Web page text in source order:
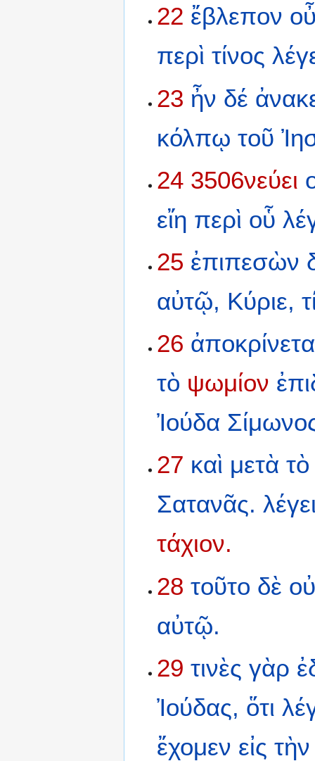
22 ἔβλεπον
περὶ τίνος
23 ἦν δέ
κόλπῳ τοῦ
24 3506νεύει
εἴη περὶ οὗ
25 ἐπιπεσὼν
αὐτῷ, Κύριε,
26
τὸ ψωμίον
Ἰούδα
27 καὶ μετὰ τὸ
Σατανᾶς.
τάχιον.
28 τοῦτο δὲ
αὐτῷ.
29 τινὲς γὰρ
Ἰούδας, ὅτι
ἔχομεν εἰς τὴν